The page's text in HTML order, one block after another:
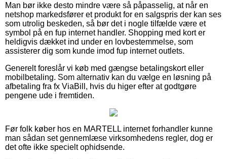
Man bør ikke desto mindre være så påpasselig, at når en
netshop markedsfører et produkt for en salgspris der kan ses
som utrolig beskeden, så bør det i nogle tilfælde være et
symbol på en fup internet handler. Shopping med kort er
heldigvis dækket ind under en lovbestemmelse, som
assisterer dig som kunde imod fup internet outlets.
Generelt foreslår vi køb med gængse betalingskort eller
mobilbetaling. Som alternativ kan du vælge en løsning på
afbetaling fra fx ViaBill, hvis du higer efter at godtgøre
pengene ude i fremtiden.
Før folk køber hos en MARTELL internet forhandler kunne
man sådan set gennemlæse virksomhedens regler, dog er
det ofte ikke specielt ophidsende.